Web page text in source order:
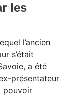
les
l’ancien
s’était
a été
présentateur
pouvoir